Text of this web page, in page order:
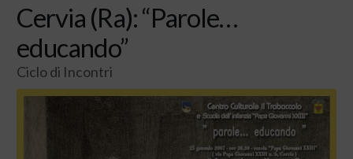
Cervia (Ra): “Parole…
educando”
Ciclo di Incontri